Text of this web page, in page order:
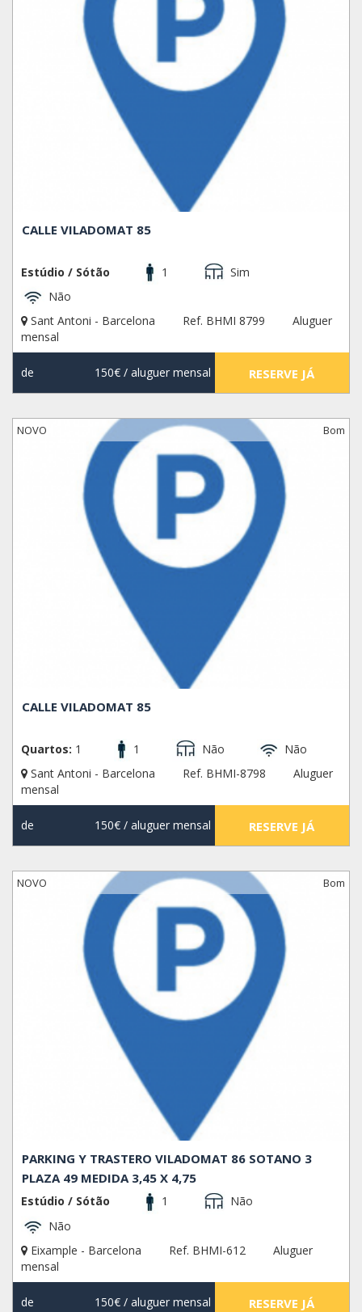
CALLE VILADOMAT 85
Estúdio / Sótão 1
Sim
Não
Sant Antoni - Barcelona
Ref. BHMI 8799
Aluguer
mensal
de 150€/ aluguer mensal RESERVE JÁ
NOVO Bom
CALLE VILADOMAT 85
Quartos: 1 1 Não
Não
Sant Antoni - Barcelona
Ref. BHMI-8798
Aluguer
mensal
de 150€/ aluguer mensal RESERVE JÁ
NOVO Bom
PARKING Y TRASTERO VILADOMAT 86 SOTANO 3
PLAZA 49 MEDIDA 3,45 X 4,75
Estúdio / Sótão 1
Não
Não
Eixample - Barcelona
Ref. BHMI-612
Aluguer
mensal
de 150€/ aluguer mensal RESERVE JÁ